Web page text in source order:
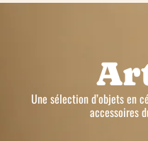
Une sélection d’objets en
accessoires